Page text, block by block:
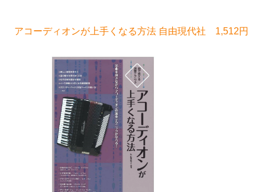
アコーディオンが上手くなる方法 自由現代社 1,512円